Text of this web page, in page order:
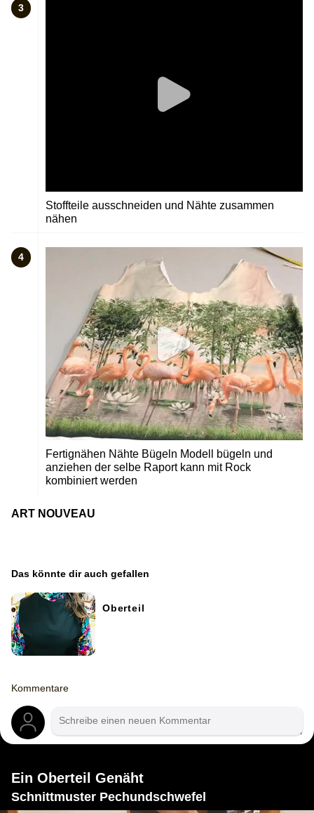
3
Stoffteile ausschneiden und Nähte zusammen
nähen
4
Fertignähen Nähte Bügeln Modell bügeln und
anziehen der selbe Raport kann mit Rock
kombiniert werden
ART NOUVEAU
Das könnte dir auch gefallen
Oberteil
Kommentare
Ein Oberteil Genäht
Schnittmuster Pechundschwefel